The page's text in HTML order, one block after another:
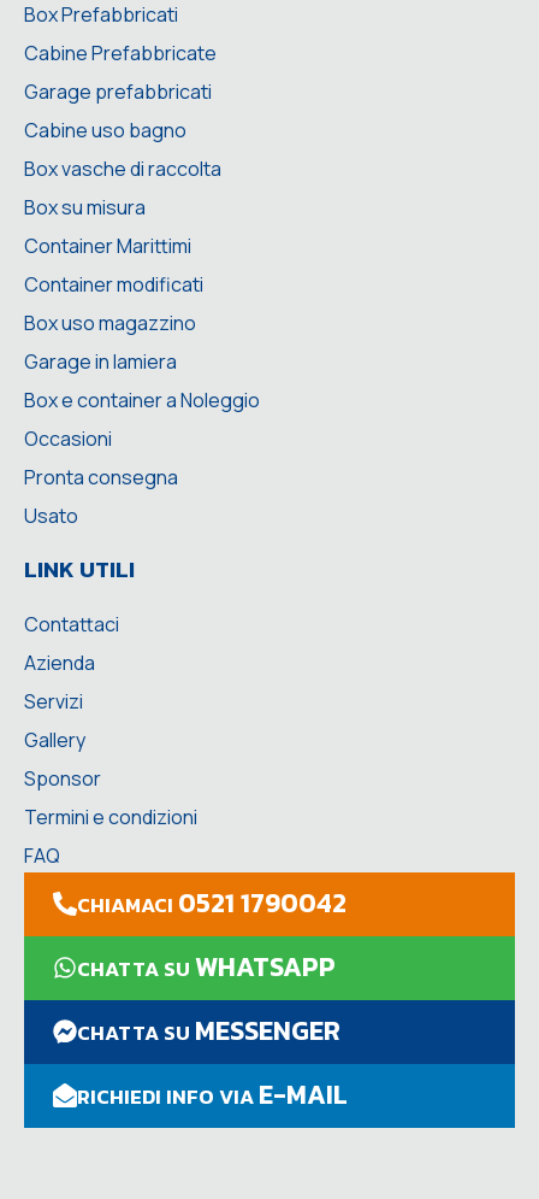
Box Prefabbricati
Cabine Prefabbricate
Garage prefabbricati
Cabine uso bagno
Box vasche di raccolta
Box su misura
Container Marittimi
Container modificati
Box uso magazzino
Garage in lamiera
Box e container a Noleggio
Occasioni
Pronta consegna
Usato
LINK UTILI
Contattaci
Azienda
Servizi
Gallery
Sponsor
Termini e condizioni
FAQ
CHIAMACI 0521 1790042
CHATTA SUWHATSAPP
CHATTA SU MESSENGER
RICHIEDI INFO VIAE-MAIL